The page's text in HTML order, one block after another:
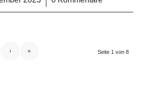
Seite 1 von 8
› »